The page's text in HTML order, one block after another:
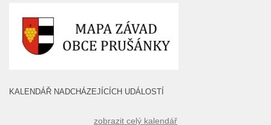
KALENDÁŘ NADCHÁZEJÍCÍCH UDÁLOSTÍ
zobrazit celý kalendář